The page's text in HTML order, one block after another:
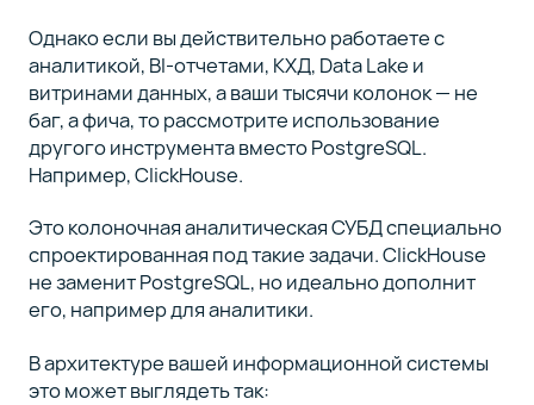
Однако если вы действительно работаете с
аналитикой, BI-отчетами, КХД, Data Lake и
витринами данных, а ваши тысячи колонок — не
баг, а фича, то рассмотрите использование
другого инструмента вместо PostgreSQL.
Например, ClickHouse.
Это колоночная аналитическая СУБД специально
спроектированная под такие задачи. ClickHouse
не заменит PostgreSQL, но идеально дополнит
его, например для аналитики.
В архитектуре вашей информационной системы
это может выглядеть так: